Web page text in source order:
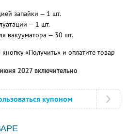
запайки — 1 шт.
— 1 шт.
вакууматора — 30 шт.
«Получить» и оплатите товар
2027 включительно
купоном